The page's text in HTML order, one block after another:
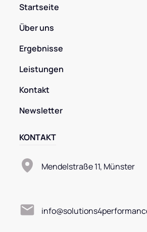
Startseite
Über uns
Ergebnisse
Leistungen
Kontakt
Newsletter
KONTAKT
Mendelstraße 11, Münster